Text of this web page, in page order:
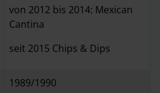
von 2012 bis 2014: Mexican
Cantina
seit 2015 Chips & Dips
1989/1990